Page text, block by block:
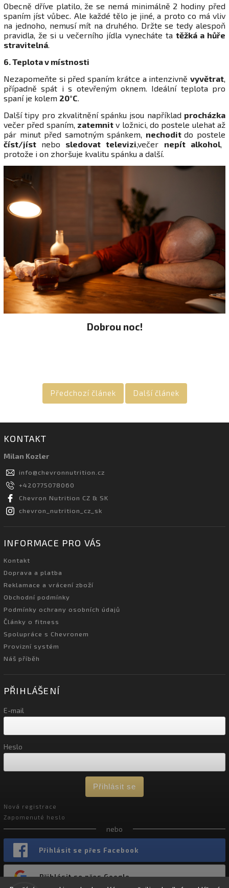
Obecně dříve platilo, že se nemá minimálně 2 hodiny před
spaním jíst vůbec. Ale každé tělo je jiné, a proto co má vliv
na jednoho, nemusí mít na druhého. Držte se tedy alespoň
pravidla, že si u večerního jídla vynecháte ta těžká a hůře
stravitelná
6. Teplota v místnosti
Nezapomeňte si před spaním krátce a intenzivně vyvětrat
případně spát i s otevřeným oknem. Ideální teplota pro
spaní je kolem 20°C
Další tipy pro zkvalitnění spánku jsou například procházka
večer před spaním, zatemnit v ložnici, do postele ulehat až
pár minut před samotným spánkem, nechoditdo postele
číst/jíst nebo sledovat televizi,večer nepít alkohol
protože i on zhoršuje kvalitu spánku a další.
Dobrou noc!
Předchozí článek Další článek
KONTAKT
Milan Kozler
info@chevronnutrition.cz
+420775078060
Chevron Nutrition CZ & SK
chevron_nutrition_cz_sk
INFORMACE PRO VÁS
Kontakt
Doprava a platba
Reklamace a vrácení zboží
Obchodní podmínky
Podmínky ochrany osobních údajů
Články o fitness
Spolupráce s Chevronem
Provizní systém
Náš příběh
PŘIHLÁŠENÍ
E-mail
Heslo
Přihlásit se
Nová registrace
Zapomenuté heslo
nebo
Přihlásit se přes Facebook
Přihlásit se přes Google